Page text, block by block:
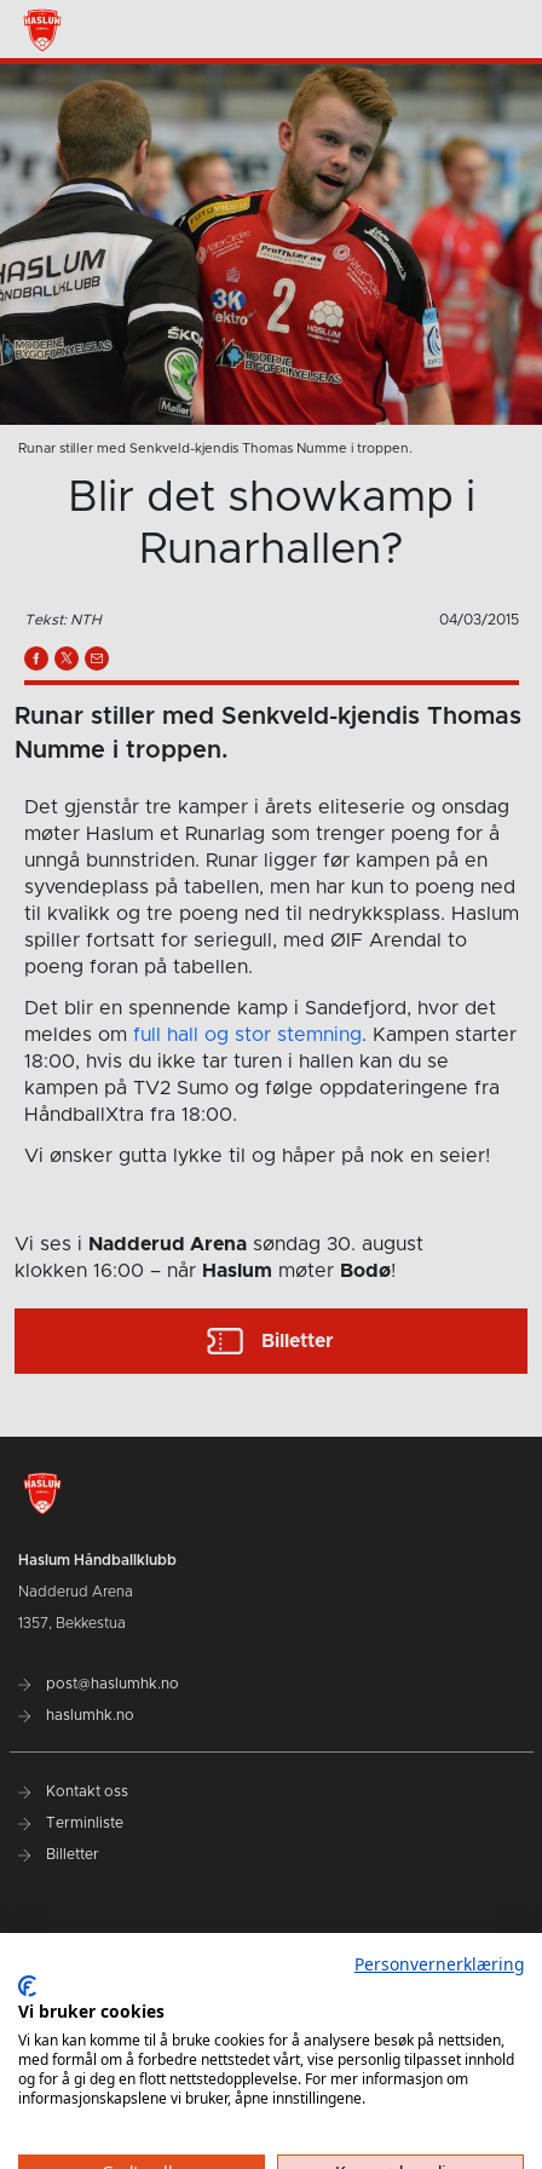
Runar stiller med Senkveld-kjendis Thomas Numme i troppen.
Blir det showkamp i
Runarhallen?
Tekst: NTH 04/03/2015
Runar stiller med Senkveld-kjendis Thomas
Numme i troppen.
Det gjenstår tre kamper i årets eliteserie og onsdag
møter Haslum et Runarlag som trenger poeng for å
unngå bunnstriden. Runar ligger før kampen på en
syvendeplass på tabellen, men har kun to poeng ned
til kvalikk og tre poeng ned til nedrykksplass. Haslum
spiller fortsatt for seriegull, med ØIF Arendal to
poeng foran på tabellen.
Det blir en spennende kamp i Sandefjord, hvor det
meldes om full hall og stor stemning. Kampen starter
18:00, hvis du ikke tar turen i hallen kan du se
kampen på TV2 Sumo og følge oppdateringene fra
HåndballXtra fra 18:00.
Vi ønsker gutta lykke til og håper på nok en seier!
Vi ses i Nadderud Arena søndag 30. august
klokken 16:00 – når Haslum møter Bodø!
Billetter
Haslum Håndballklubb
Nadderud Arena
1357, Bekkestua
post@haslumhk.no
haslumhk.no
Kontakt oss
Terminliste
Billetter
Ansvarlig redaktør: Tore Solberg
Personvernerklæring
Vi bruker cookies
Vi kan kan komme til å bruke cookies for å analysere besøk på nettsiden,
med formål om å forbedre nettstedet vårt, vise personlig tilpasset innhold
og for å gi deg en flott nettstedopplevelse. For mer informasjon om
informasjonskapslene vi bruker, åpne innstillingene.